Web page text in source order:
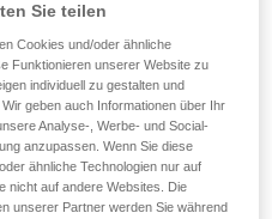
und ein spezielles
Sie zusammen mit
der Lage sind, den
zu wiederholen, bevor
die mit Ihrer Aktivität
Möglicherweise gibt es
die hier nicht
mindestens die
beispielsweise die Länge
Metern mindestens 50 und
Beispiel, ein neues Petzl-
70 Meter und
können Sie bei der
von 1,2 m zwischen
Sie teilen
Cookies und/oder ähnliche
Funktionieren unserer Website zu
individuell zu gestalten und
geben auch Informationen über Ihr
Analyse-, Werbe- und Social-
anzupassen. Wenn Sie diese
ähnliche Technologien nur auf
nicht auf andere Websites. Die
unserer Partner werden Sie während